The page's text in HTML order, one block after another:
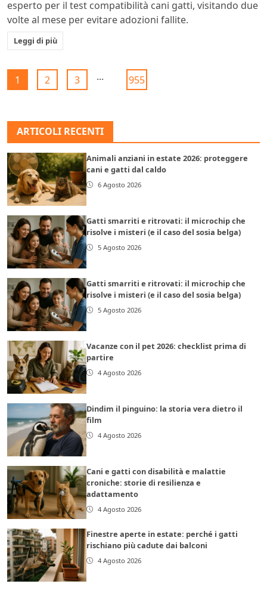
esperto per il test compatibilità cani gatti, visitando due
volte al mese per evitare adozioni fallite.
Leggi di più
1 2 3 ... 955
ARTICOLI RECENTI
Animali anziani in estate 2026: proteggere
cani e gatti dal caldo
6 Agosto 2026
Gatti smarriti e ritrovati: il microchip che
risolve i misteri (e il caso del sosia belga)
5 Agosto 2026
Gatti smarriti e ritrovati: il microchip che
risolve i misteri (e il caso del sosia belga)
5 Agosto 2026
Vacanze con il pet 2026: checklist prima di
partire
4 Agosto 2026
Dindim il pinguino: la storia vera dietro il
film
4 Agosto 2026
Cani e gatti con disabilità e malattie
croniche: storie di resilienza e
adattamento
4 Agosto 2026
Finestre aperte in estate: perché i gatti
rischiano più cadute dai balconi
4 Agosto 2026